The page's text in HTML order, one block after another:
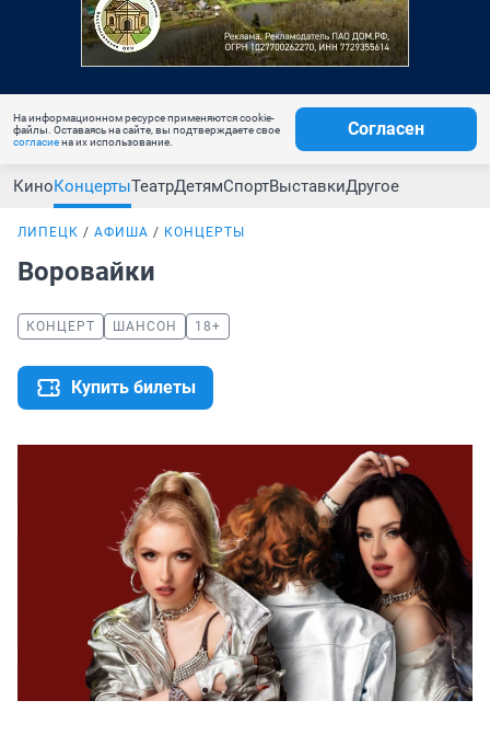
На информационном ресурсе применяются cookie-
файлы. Оставаясь на сайте, вы подтверждаете свое
согласиена их использование.
Согласен
КиноКонцертыТеатрДетямСпортВыставкиДругое
ЛИПЕЦК АФИША КОНЦЕРТЫ
Воровайки
КОНЦЕРТ ШАНСОН 18+
Купить билеты